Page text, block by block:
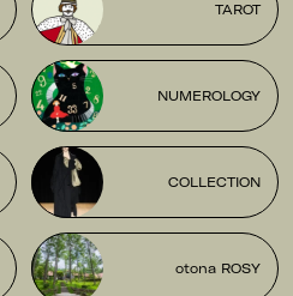
TAROT
NUMEROLOGY
COLLECTION
otona ROSY